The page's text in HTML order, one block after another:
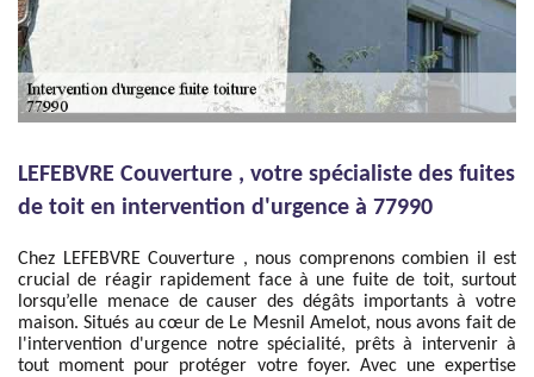
LEFEBVRE Couverture , votre spécialiste des fuites
de toit en intervention d'urgence à 77990
Chez LEFEBVRE Couverture , nous comprenons combien il est
crucial de réagir rapidement face à une fuite de toit, surtout
lorsqu’elle menace de causer des dégâts importants à votre
maison. Situés au cœur de Le Mesnil Amelot, nous avons fait de
l'intervention d'urgence notre spécialité, prêts à intervenir à
tout moment pour protéger votre foyer. Avec une expertise